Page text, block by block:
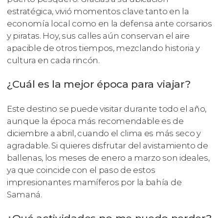
estratégica, vivió momentos clave tanto en la
economía local como en la defensa ante corsarios
y piratas. Hoy, sus calles aún conservan el aire
apacible de otros tiempos, mezclando historia y
cultura en cada rincón.
¿Cuál es la mejor época para viajar?
Este destino se puede visitar durante todo el año,
aunque la época más recomendable es de
diciembre a abril, cuando el clima es más seco y
agradable. Si quieres disfrutar del avistamiento de
ballenas, los meses de enero a marzo son ideales,
ya que coincide con el paso de estos
impresionantes mamíferos por la bahía de
Samaná.